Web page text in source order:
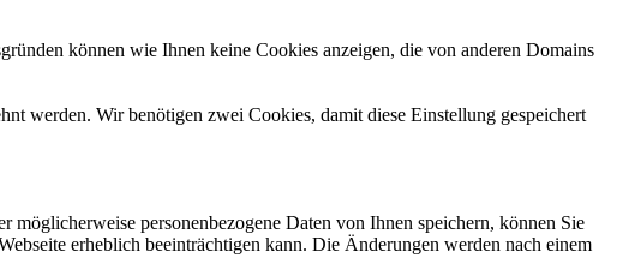
können wie Ihnen keine Cookies anzeigen, die von anderen Domains
werden. Wir benötigen zwei Cookies, damit diese Einstellung gespeichert
personenbezogene Daten von Ihnen speichern, können Sie
erheblich beeinträchtigen kann. Die Änderungen werden nach einem